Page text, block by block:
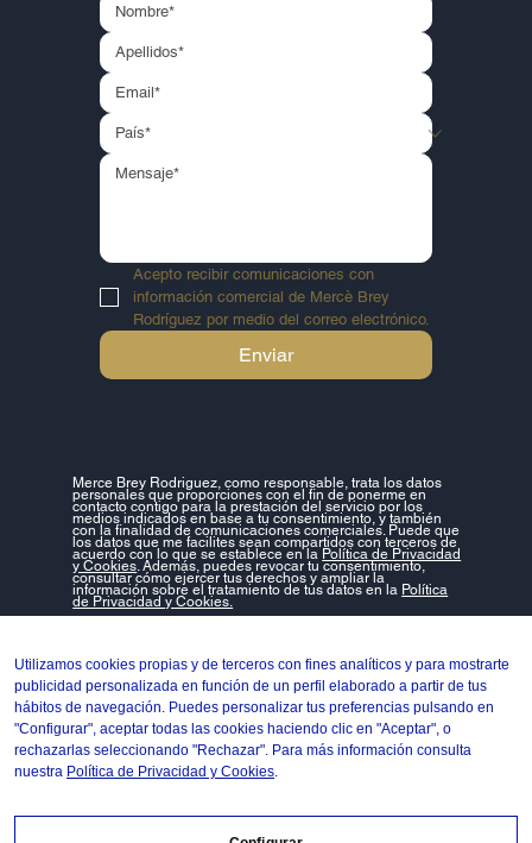
Acepto recibir comunicaciones con
información comercial de Mercè Brey
Rodríguez por medio del correo electrónico.
Enviar
Merce Brey Rodriguez, como responsable, trata los datos
personales que proporciones con el fin de ponerme en
contacto contigo para la prestación del servicio por los
medios indicados en base a tu consentimiento, y también
con la finalidad de comunicaciones comerciales. Puede que
los datos que me facilites sean compartidos con terceros de
acuerdo con lo que se establece en la Política de Privacidad
y Cookies. Además, puedes revocar tu consentimiento,
consultar cómo ejercer tus derechos y ampliar la
información sobre el tratamiento de tus datos en la Política
de Privacidad y Cookies.
Utilizamos cookies propias y de terceros con fines analíticos y para mostrarte
publicidad personalizada en función de un perfil elaborado a partir de tus
hábitos de navegación. Puedes personalizar tus preferencias pulsando en
"Configurar", aceptar todas las cookies haciendo clic en "Aceptar", o
rechazarlas seleccionando "Rechazar". Para más información consulta
nuestra Política de Privacidad y Cookies.